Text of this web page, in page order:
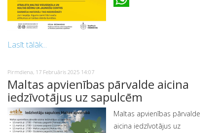
Lasīt tālāk...
Pirmdiena, 17 Februāris 2025 14:07
Maltas apvienības pārvalde aicina
iedzīvotājus uz sapulcēm
Maltas apvienības pārvalde
aicina iedzīvotājus uz